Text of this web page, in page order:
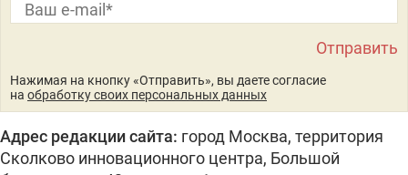
Нажимая на кнопку «Отправить», вы даете согласие
на обработку своих персональных данных
Адрес редакции сайта: город Москва, территория
Сколково инновационного центра, Большой